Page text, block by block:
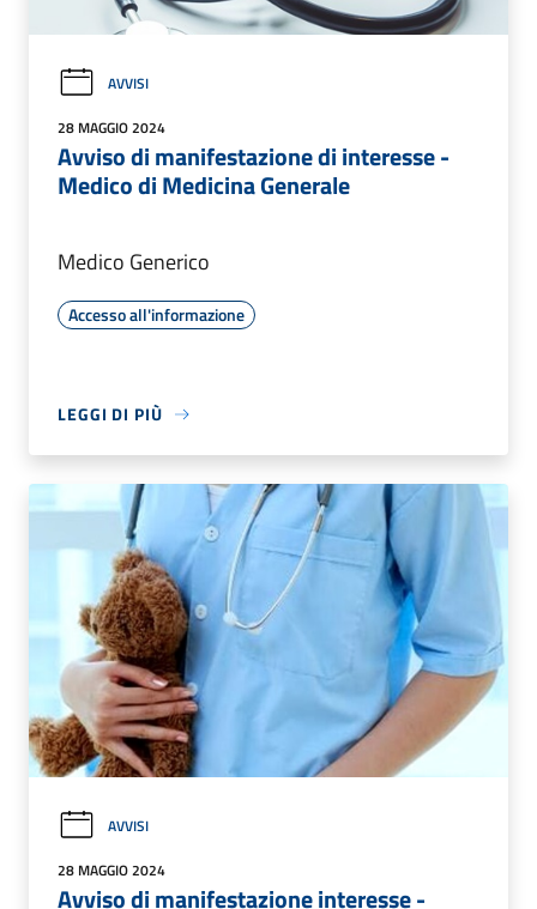
AVVISI
28 MAGGIO 2024
Avviso di manifestazione di interesse -
Medico di Medicina Generale
Medico Generico
Accesso all'informazione
LEGGI DI PIÙ
AVVISI
28 MAGGIO 2024
Avviso di manifestazione interesse -